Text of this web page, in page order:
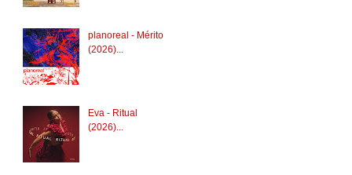
planoreal - Mérito
(2026)...
Eva - Ritual
(2026)...